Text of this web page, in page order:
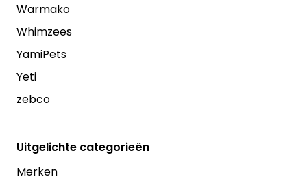
Warmako
Whimzees
YamiPets
Yeti
zebco
Uitgelichte categorieën
Merken